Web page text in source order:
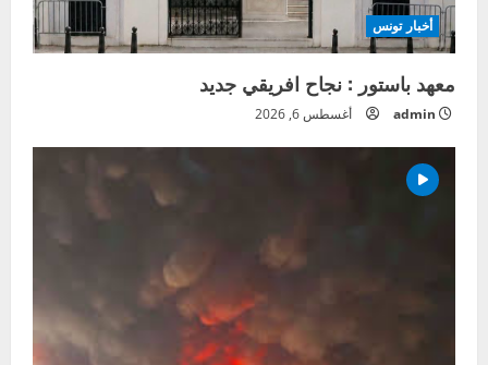
أخبار تونس
معهد باستور : نجاح افريقي جديد
admin أغسطس 6, 2026